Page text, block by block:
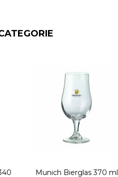
Munich Bierglas 370 ml